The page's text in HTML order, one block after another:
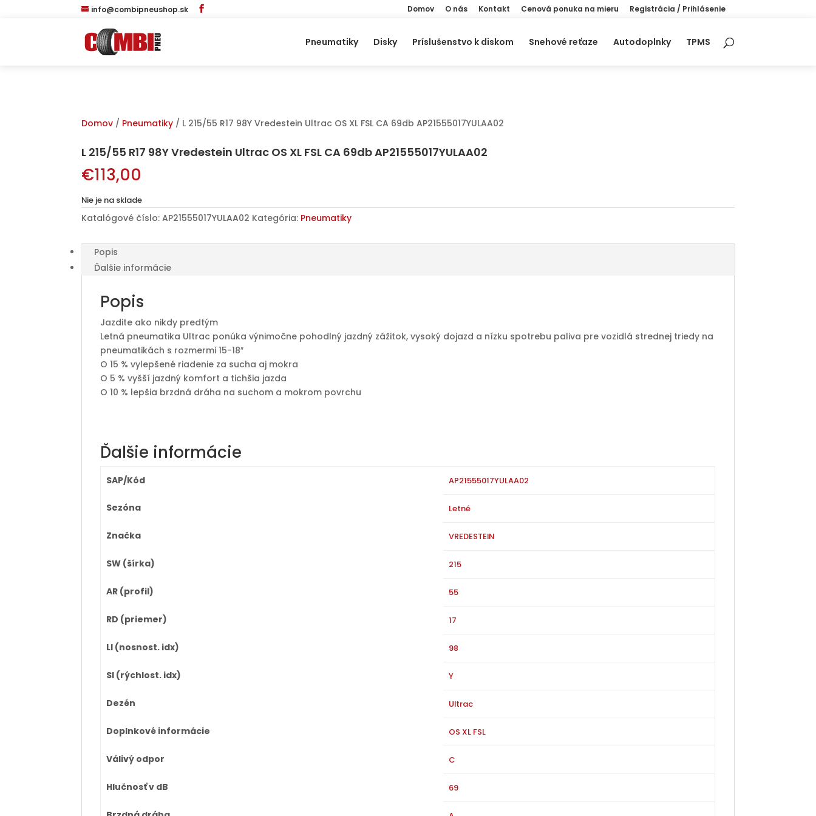
info@combipneushop.sk Domov O nás Kontakt Cenová ponuka na mieru Registrácia / Prihlásenie
Pneumatiky Disky Príslušenstvo k diskom Snehové reťaze Autodoplnky TPMS
Domov / Pneumatiky / L 215/55 R17 98Y Vredestein Ultrac OS XL FSL CA 69db AP21555017YULAA02
L 215/55 R17 98Y Vredestein Ultrac OS XL FSL CA 69db AP21555017YULAA02
€113,00
Nie je na sklade
Katalógové číslo:AP21555017YULAA02 Kategória: Pneumatiky
Popis
Ďalšie informácie
Popis
Jazdite ako nikdy predtým
Letná pneumatika Ultrac ponúka výnimočne pohodlný jazdný zážitok, vysoký dojazd a nízku spotrebu paliva pre vozidlá strednej triedy na
pneumatikách s rozmermi 15-18″
O 15 % vylepšené riadenie za sucha aj mokra
O 5 % vyšší jazdný komfort a tichšia jazda
O 10 % lepšia brzdná dráha na suchom a mokrom povrchu
Ďalšie informácie
SAP/Kód AP21555017YULAA02
Sezóna Letné
Značka VREDESTEIN
SW (šírka) 215
AR (profil) 55
RD (priemer) 17
LI (nosnost. idx) 98
SI (rýchlost. idx) Y
Dezén Ultrac
Doplnkové informácie OS XL FSL
Válivý odpor C
Hlučnosť v dB 69